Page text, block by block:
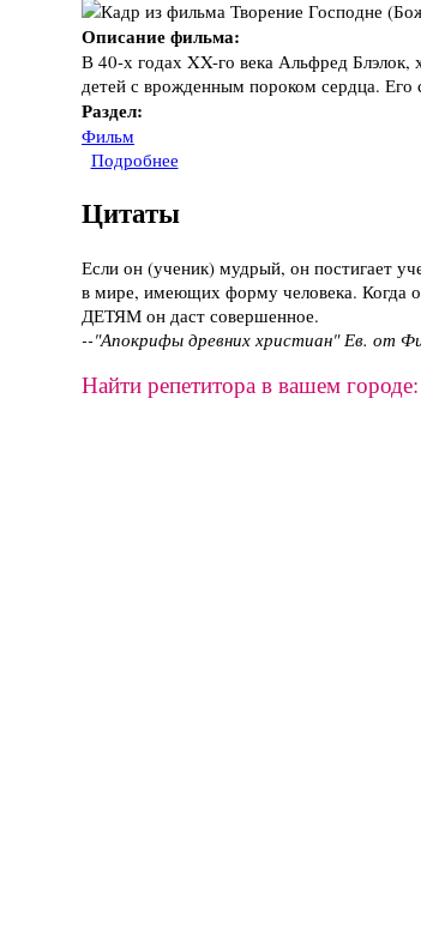
Описание фильма:
В 40-х годах XX-го века Альфред
детей с врожденным пороком сердца.
Раздел:
Фильм
Подробнее
Цитаты
Если он (ученик) мудрый, он постигает
в мире, имеющих форму человека. Когда
ДЕТЯМ он даст совершенное.
--"Апокрифы древних христиан" Ев. от
Найти репетитора в вашем городе: